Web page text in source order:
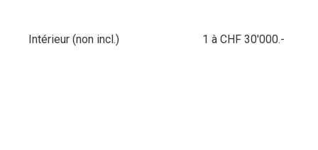
Intérieur (non incl.) 1 à CHF 30'000.-